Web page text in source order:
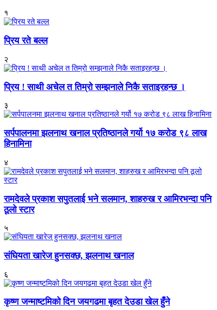
१
प्रिय रते बल्ल
२
प्रिय ! साथी अचेल त तिम्रो सम्झनाले निकै सताइरहन्छ ।
३
सर्पपालनमा झलनाथ खनाल प्रतिष्ठानले गर्यो १७ करोड ९८ लाख
हिनामिना
४
रामदेवले प्रकाश सपुतलाई भने सलमान, शाहरुख र आमिरभन्दा पनि
ठूलो स्टार
५
संघियता खारेज हुनसक्छ, झलनाथ खनाल
६
कृष्ण जन्माष्टमिको दिन जयगढमा बृहत देउडा खेल हुँने